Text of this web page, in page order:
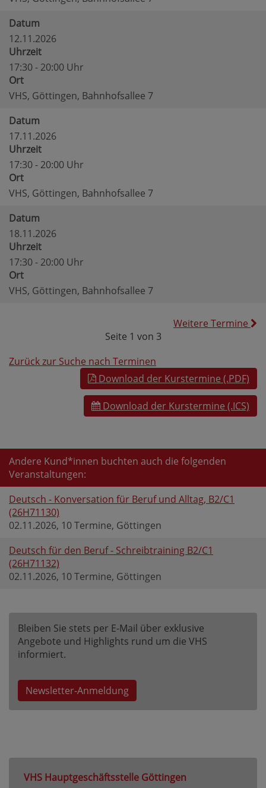
Datum
12.11.2026
Uhrzeit
17:30 - 20:00 Uhr
Ort
VHS, Göttingen, Bahnhofsallee 7
Datum
17.11.2026
Uhrzeit
17:30 - 20:00 Uhr
Ort
VHS, Göttingen, Bahnhofsallee 7
Datum
18.11.2026
Uhrzeit
17:30 - 20:00 Uhr
Ort
VHS, Göttingen, Bahnhofsallee 7
Weitere Termine
Seite 1 von 3
Zurück zur Suche nach Terminen
Download der Kurstermine (.PDF)
Download der Kurstermine (.ICS)
Andere Kund*innen buchten auch die folgenden
Veranstaltungen:
Deutsch - Konversation für Beruf und Alltag, B2/C1
(26H71130)
02.11.2026, 10 Termine, Göttingen
Deutsch für den Beruf - Schreibtraining B2/C1
(26H71132)
02.11.2026, 10 Termine, Göttingen
Bleiben Sie stets per E-Mail über exklusive
Angebote und Highlights rund um die VHS
informiert.
Newsletter-Anmeldung
VHS Hauptgeschäftsstelle Göttingen